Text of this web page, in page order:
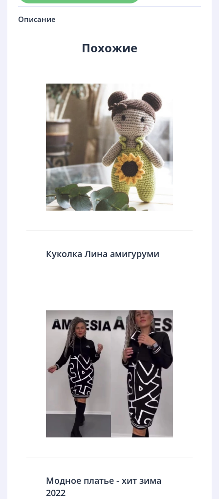
Описание
Похожие
Куколка Лина амигуруми
Модное платье - хит зима
2022